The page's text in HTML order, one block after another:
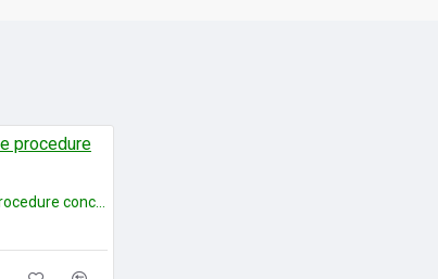
Crisi d'impresa e procedure concorsuali